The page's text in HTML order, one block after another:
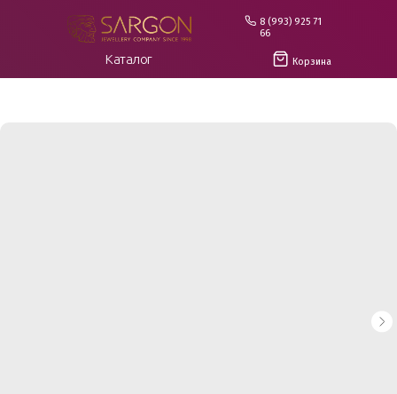
8 (993) 925 71
66
Корзина
Каталог